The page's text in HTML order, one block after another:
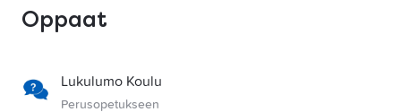
Oppaat
Lukulumo Koulu
Perusopetukseen